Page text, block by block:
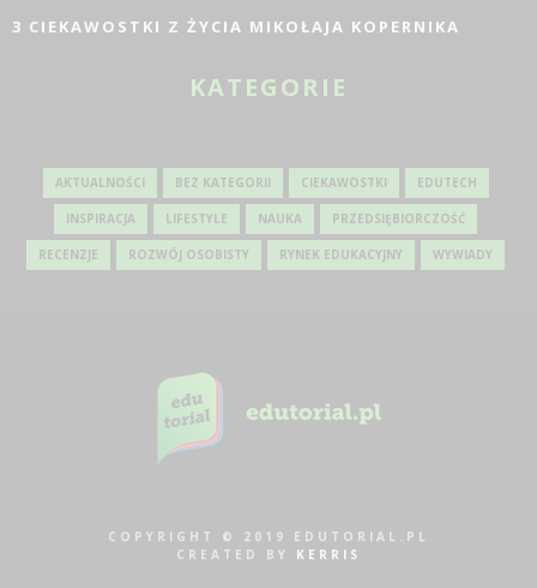
3 CIEKAWOSTKI Z ŻYCIA MIKOŁAJA KOPERNIKA
KATEGORIE
AKTUALNOŚCI BEZ KATEGORII CIEKAWOSTKI EDUTECH
INSPIRACJA LIFESTYLE NAUKA PRZEDSIĘBIORCZOŚĆ
RECENZJE ROZWÓJ OSOBISTY RYNEK EDUKACYJNY WYWIADY
COPYRIGHT © 2019 EDUTORIAL.PL
CREATED BY KERRIS